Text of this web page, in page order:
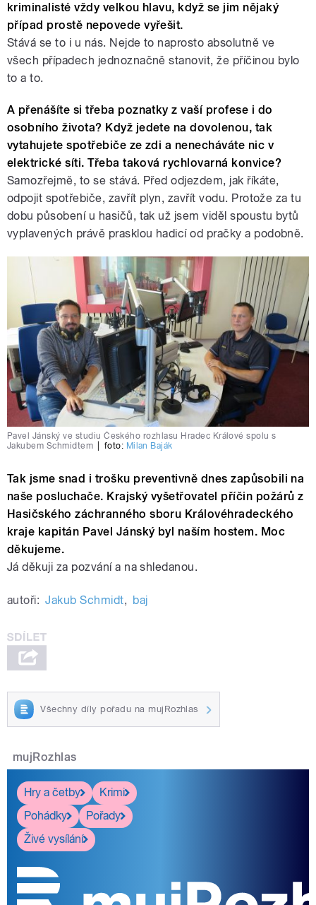
kriminalisté vždy velkou hlavu, když se jim nějaký
případ prostě nepovede vyřešit.
Stává se to i u nás. Nejde to naprosto absolutně ve
všech případech jednoznačně stanovit, že příčinou bylo
to a to.
A přenášíte si třeba poznatky z vaší profese i do
osobního života? Když jedete na dovolenou, tak
vytahujete spotřebiče ze zdi a nenecháváte nic v
elektrické síti. Třeba taková rychlovarná konvice?
Samozřejmě, to se stává. Před odjezdem, jak říkáte,
odpojit spotřebiče, zavřít plyn, zavřít vodu. Protože za tu
dobu působení u hasičů, tak už jsem viděl spoustu bytů
vyplavených právě prasklou hadicí od pračky a podobně.
Pavel Jánský ve studiu Českého rozhlasu Hradec Králové spolu s
Jakubem Schmidtem
foto: Milan Baják
Tak jsme snad i trošku preventivně dnes zapůsobili na
naše posluchače. Krajský vyšetřovatel příčin požárů z
Hasičského záchranného sboru Královéhradeckého
kraje kapitán Pavel Jánský byl naším hostem. Moc
děkujeme.
Já děkuji za pozvání a na shledanou.
autoři: Jakub Schmidt, baj
Všechny díly pořadu na mujRozhlas
mujRozhlas
Hry a četby
Krimi
Pohádky
Pořady
Živé vysílání